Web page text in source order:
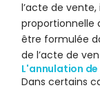
l’acte de
proportionnelle
être formulée
de l’acte de
L'annulation
Dans certains